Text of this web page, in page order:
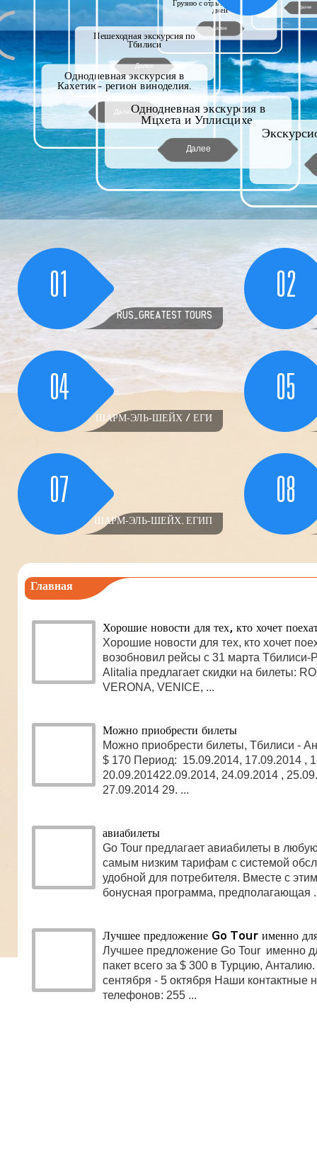
Однодневная экскурсия в
Мцхета и Уплисцихе.
Далее
Однодневная экскурсия в
Кахетию- регион виноделия.
Далее
Пешеходная экскурсия по
Тбилиси
Далее
Грузию с отдыхом на море- 8
дней
Далее
Далее
01
RUS_GREATEST TOURS
02
04
ШАРМ-ЭЛЬ-ШЕЙХ / ЕГИ
05
07
ШАРМ-ЭЛЬ-ШЕЙХ, ЕГИП
08
Главная
Хорошие новости для тех, кто хочет
Хорошие новости для тех, кто хочет
возобновил рейсы с 31 марта Тбилиси-
Alitalia предлагает скидки на билеты:
VERONA, VENICE, ...
Можно приобрести билеты
Можно приобрести билеты, Тбилиси -
$ 170 Период: 15.09.2014, 17.09.2014 ,
20.09.201422.09.2014, 24.09.2014 ,
27.09.2014 29. ...
авиабилеты
Go Tour предлагает авиабилеты в
самым низким тарифам с системой
удобной для потребителя. Вместе с
бонусная программа, предполагающая
Лучшее предложение Go Tour именно
Лучшее предложение Go Tour именно
пакет всего за $ 300 в Турцию,
сентября - 5 октября Наши контактные
телефонов: 255 ...